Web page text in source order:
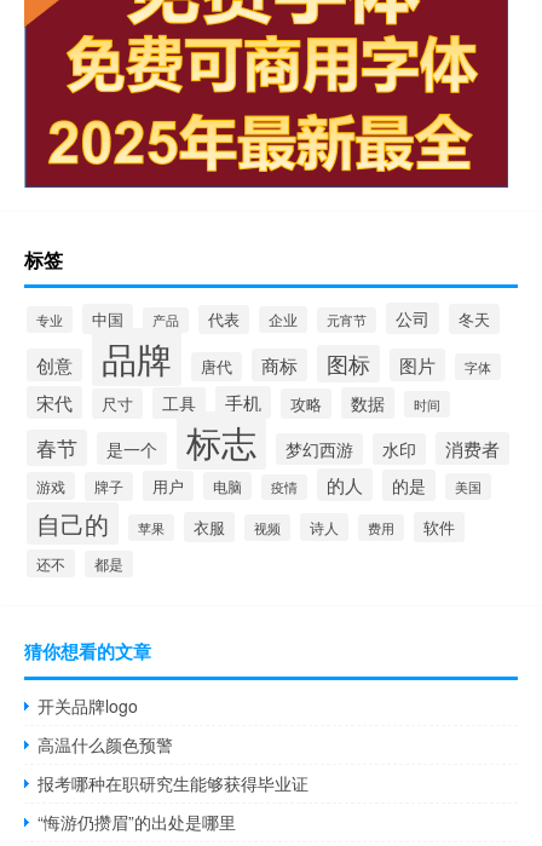
标签
专业 中国 产品 代表 企业 元宵节 公司 冬天
创意 品牌 唐代 商标 图标 图片 字体
宋代 尺寸 工具 手机 攻略 数据 时间
春节 是一个 标志 梦幻西游 水印 消费者
游戏 牌子 用户 电脑 疫情 的人 的是 美国
自己的 苹果 衣服 视频 诗人 费用 软件
还不 都是
猜你想看的文章
开关品牌logo
高温什么颜色预警
报考哪种在职研究生能够获得毕业证
“悔游仍攒眉”的出处是哪里